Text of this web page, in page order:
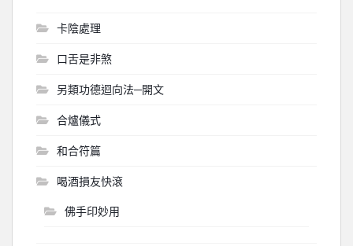
卡陰處理
口舌是非煞
另類功德迴向法─開文
合爐儀式
和合符篇
喝酒損友快滾
佛手印妙用